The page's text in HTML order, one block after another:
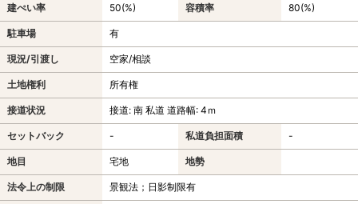
建ぺい率 50(%) 容積率 80(%)
駐車場 有
現況/引渡し 空家/相談
土地権利 所有権
接道状況 接道: 南 私道 道路幅: 4ｍ
セットバック - 私道負担面積 -
地目 宅地 地勢
法令上の制限 景観法；日影制限有